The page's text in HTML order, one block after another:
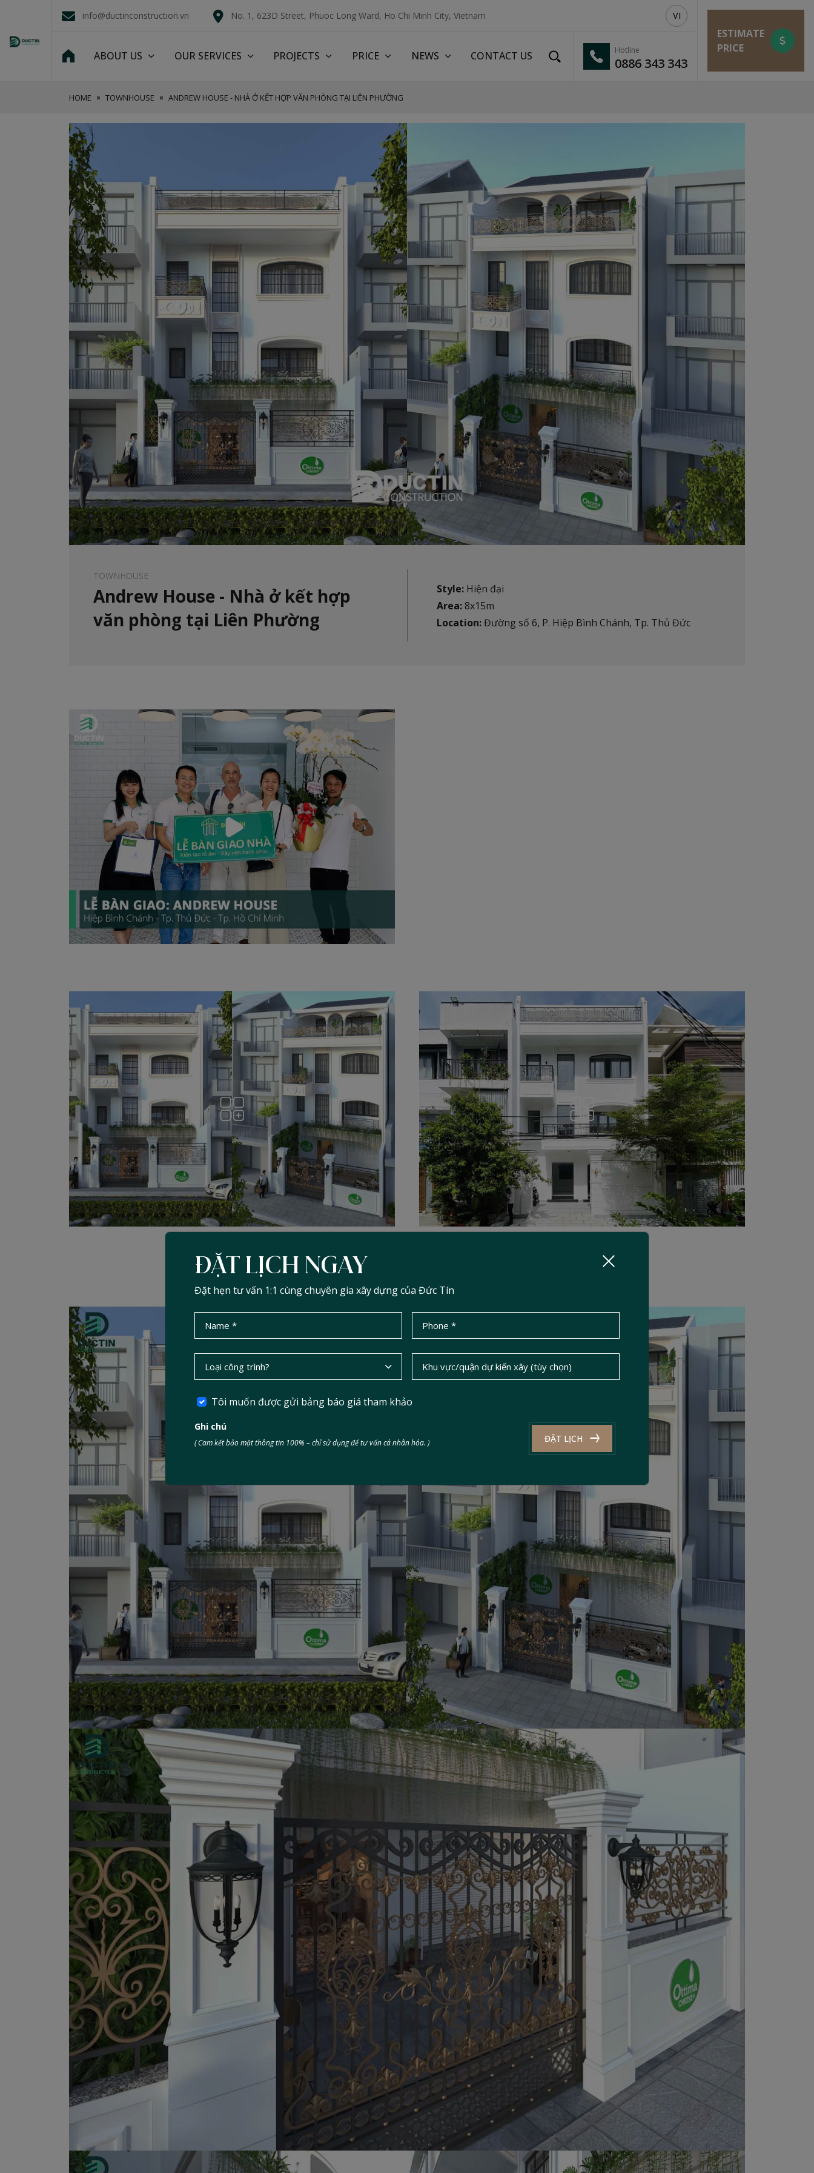
info@ductinconstruction.vn No. 1, 623D Street, Phuoc Long Ward, Ho Chi Minh City, Vietnam VI
ABOUT US OUR SERVICES PROJECTS PRICE NEWS CONTACT US Hotline
0886 343 343
ESTIMATE
PRICE
HOME TOWNHOUSE ANDREW HOUSE - NHÀ Ở KẾT HỢP VĂN PHÒNG TẠI LIÊN PHƯỜNG
TOWNHOUSE
Andrew House - Nhà ở kết hợp
văn phòng tại Liên Phường
Style: Hiện đại
Area:8x15m
Location:Đường số 6, P. Hiệp Bình Chánh, Tp. Thủ Đức
PHỐI CẢNH 3D
ĐẶT LỊCH NGAY
Đặt hẹn tư vấn 1:1 cùng chuyên gia xây dựng của Đức Tín
Tôi muốn được gửi bảng báo giá tham khảo
Ghi chú
( Cam kết bảo mật thông tin 100% – chỉ sử dụng để tư vấn cá nhân hóa. ) ĐẶT LỊCH